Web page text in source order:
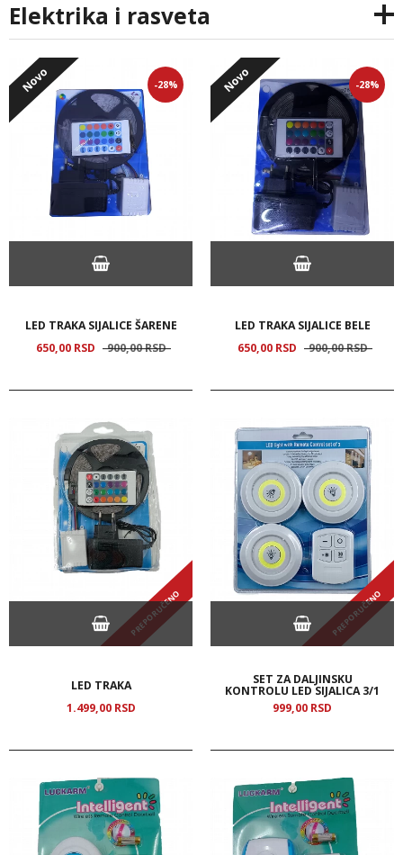
elektrika i rasveta
Novo -28%
LED TRAKA SIJALICE ŠARENE
650,00 RSD 900,00RSD
Novo -28%
LED TRAKA SIJALICE BELE
650,00 RSD 900,00RSD
PREPORUČENO
LED TRAKA
1.499,00 RSD
PREPORUČENO
SET ZA DALJINSKU
KONTROLU LED SIJALICA 3/1
999,00 RSD